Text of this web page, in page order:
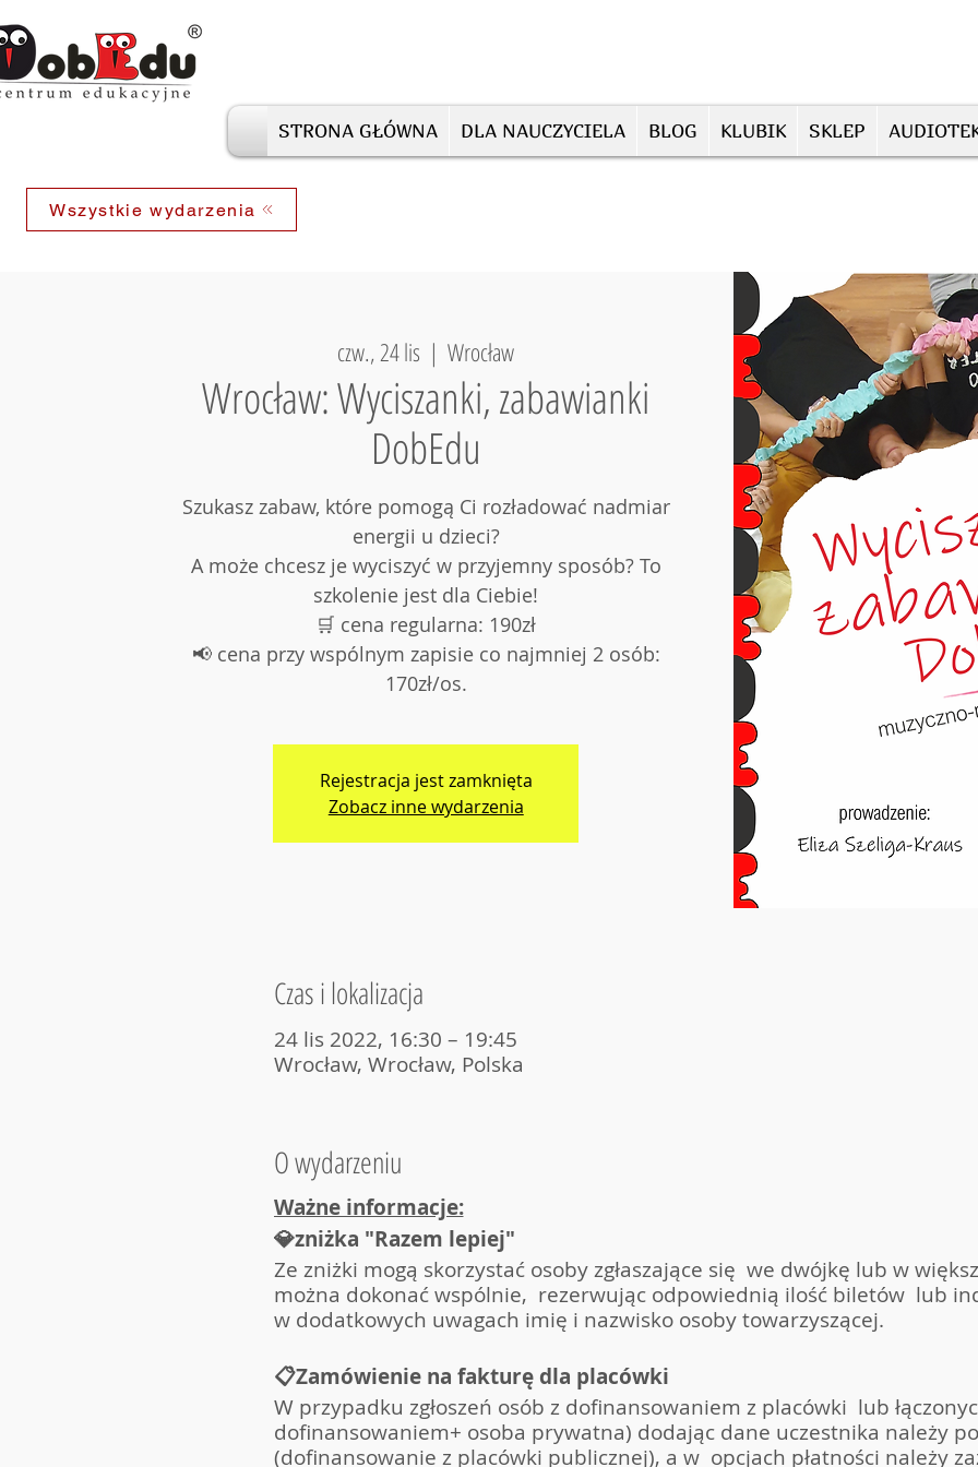
STRONA GŁÓWNA DLA NAUCZYCIELA BLOG KLUBIK SKLEP
Wszystkie wydarzenia
czw., 24 lis
  |
Wrocław
Wrocław: Wyciszanki, zabawianki
DobEdu
Szukasz zabaw, które pomogą Ci rozładować nadmiar
energii u dzieci?
A może chcesz je wyciszyć w przyjemny sposób? To
szkolenie jest dla Ciebie!
🛒 cena regularna: 190zł
📢 cena przy wspólnym zapisie co najmniej 2 osób:
170zł/os.
Rejestracja jest zamknięta
Zobacz inne wydarzenia
Czas i lokalizacja
24 lis 2022, 16:30 – 19:45
Wrocław, Wrocław, Polska
O wydarzeniu
Ważne informacje:
💎zniżka "Razem lepiej"
Ze zniżki mogą skorzystać osoby zgłaszające się we dwójkę lub w
można dokonać wspólnie, rezerwując odpowiednią ilość biletów lub
w dodatkowych uwagach imię i nazwisko osoby towarzyszącej.
📋Zamówienie na fakturę dla placówki
W przypadku zgłoszeń osób z dofinansowaniem z placówki lub
dofinansowaniem+ osoba prywatna) dodając dane uczestnika należy
(dofinansowanie z placówki publicznej), a w opcjach płatności należy